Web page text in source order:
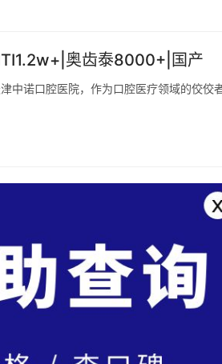
奥齿泰8000+|国产
中诺口腔医院，作为口腔医疗领域的佼佼